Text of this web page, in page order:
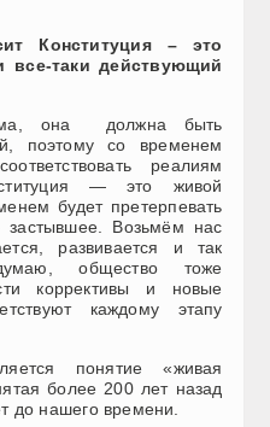
Конституция – это
все-таки действующий
она должна быть
поэтому со временем
реалиям
— это живой
будет претерпевать
застывшее. Возьмём нас
развивается и так
общество тоже
коррективы и новые
каждому этапу
понятие «живая
более 200 лет назад
до нашего времени.